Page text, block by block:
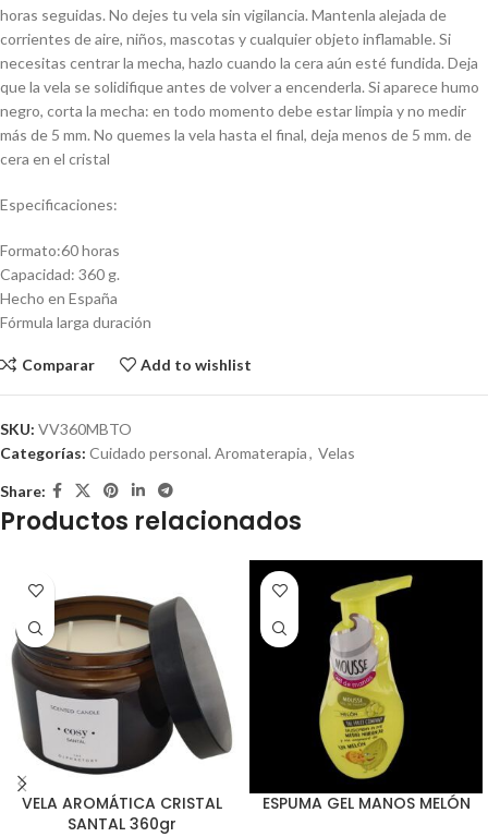
horas seguidas. No dejes tu vela sin vigilancia. Mantenla alejada de
corrientes de aire, niños, mascotas y cualquier objeto inflamable. Si
necesitas centrar la mecha, hazlo cuando la cera aún esté fundida. Deja
que la vela se solidifique antes de volver a encenderla. Si aparece humo
negro, corta la mecha: en todo momento debe estar limpia y no medir
más de 5 mm. No quemes la vela hasta el final, deja menos de 5 mm. de
cera en el cristal
Especificaciones:
Formato:60 horas
Capacidad: 360 g.
Hecho en España
Fórmula larga duración
Comparar Add to wishlist
SKU: VV360MBTO
Categorías: Cuidado personal. Aromaterapia, Velas
Share:
Productos relacionados
VELA AROMÁTICA CRISTAL
SANTAL 360gr
ESPUMA GEL MANOS MELÓN